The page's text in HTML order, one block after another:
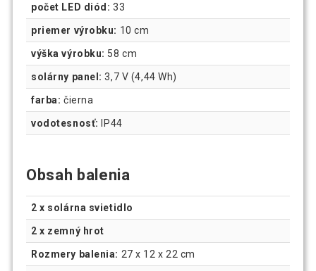
počet LED diód: 33
priemer výrobku: 10 cm
výška výrobku: 58 cm
solárny panel: 3,7 V (4,44 Wh)
farba: čierna
vodotesnosť: IP44
Obsah balenia
2 x solárna svietidlo
2 x zemný hrot
Rozmery balenia: 27 x 12 x 22 cm